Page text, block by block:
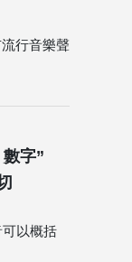
行音樂聲
字”
以概括